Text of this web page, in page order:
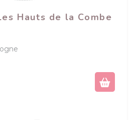
Hauts de la Combe